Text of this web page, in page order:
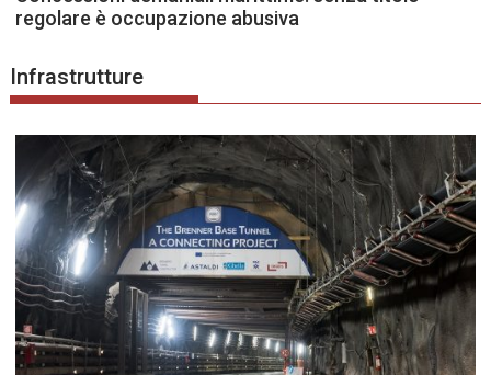
regolare è occupazione abusiva
Infrastrutture